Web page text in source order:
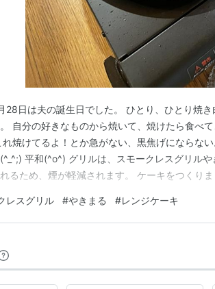
28日は夫の誕生日でした。 ひとり、ひとり焼
自分の好きなものから焼いて、焼けたら食べ
焼けてるよ！とか急がない、黒焦げにならな
平和(^o^) グリルは、スモークレスグリル
るため、煙が軽減されます。 ケーキをつくり
作り方です。 牛乳120ミリリットルに茶葉２袋
けま…
レスグリル #やきまる #レンジケーキ